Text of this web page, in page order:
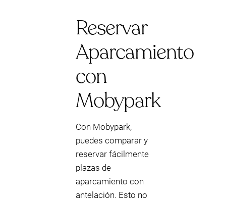
Reservar
Aparcamiento
con
Mobypark
Con Mobypark,
puedes comparar y
reservar fácilmente
plazas de
aparcamiento con
antelación. Esto no